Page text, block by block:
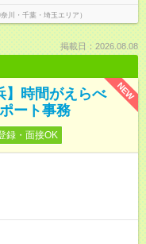
川・千葉・埼玉エリア）
掲載日：2026.08.08
NEW
】時間がえらべ
ート事務
録・面接OK